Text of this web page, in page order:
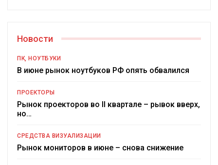
Новости
ПК, НОУТБУКИ
В июне рынок ноутбуков РФ опять обвалился
ПРОЕКТОРЫ
Рынок проекторов во II квартале – рывок вверх,
но…
СРЕДСТВА ВИЗУАЛИЗАЦИИ
Рынок мониторов в июне – снова снижение